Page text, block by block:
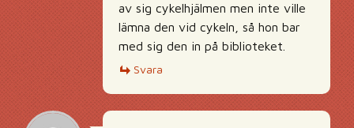
av sig cykelhjälmen men inte ville
lämna den vid cykeln, så hon bar
med sig den in på biblioteket.
Svara